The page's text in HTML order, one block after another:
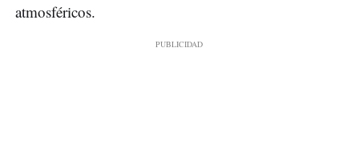
atmosféricos.